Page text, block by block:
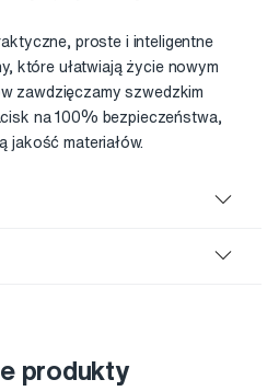
proste i inteligentne
które ułatwiają życie nowym
zawdzięczamy szwedzkim
na 100% bezpieczeństwa,
jakość materiałów.
produkty